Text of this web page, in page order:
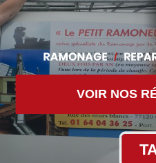
VOIR NOS